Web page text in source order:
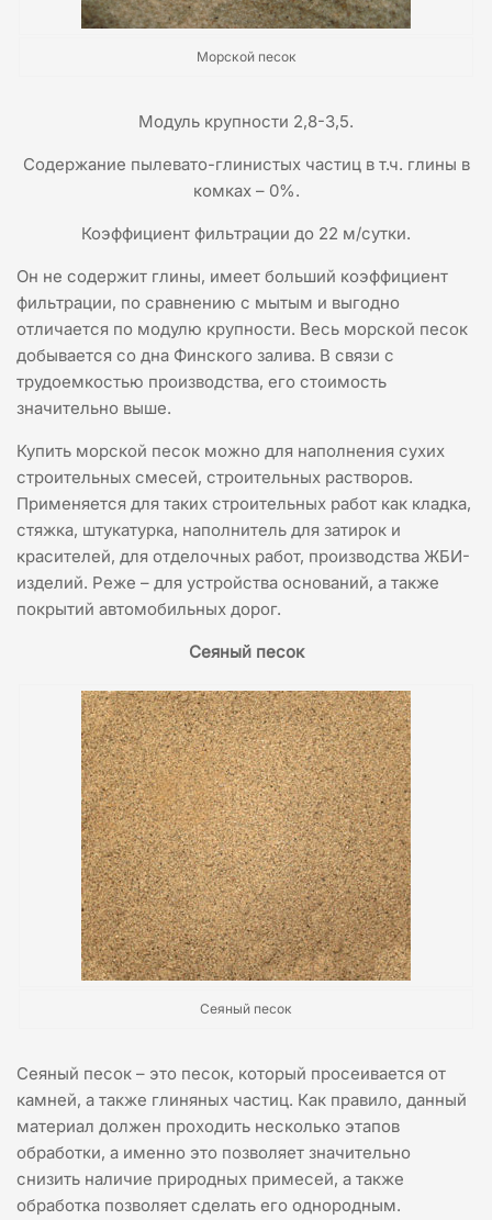
Морской песок
Модуль крупности 2,8-3,5.
Содержание пылевато-глинистых частиц в т.ч. глины в
комках – 0%.
Коэффициент фильтрации до 22 м/сутки.
Он не содержит глины, имеет больший коэффициент
фильтрации, по сравнению с мытым и выгодно
отличается по модулю крупности. Весь морской песок
добывается со дна Финского залива. В связи с
трудоемкостью производства, его стоимость
значительно выше.
Купить морской песок можно для наполнения сухих
строительных смесей, строительных растворов.
Применяется для таких строительных работ как кладка,
стяжка, штукатурка, наполнитель для затирок и
красителей, для отделочных работ, производства ЖБИ-
изделий. Реже – для устройства оснований, а также
покрытий автомобильных дорог.
Сеяный песок
Сеяный песок
Сеяный песок – это песок, который просеивается от
камней, а также глиняных частиц. Как правило, данный
материал должен проходить несколько этапов
обработки, а именно это позволяет значительно
снизить наличие природных примесей, а также
обработка позволяет сделать его однородным.